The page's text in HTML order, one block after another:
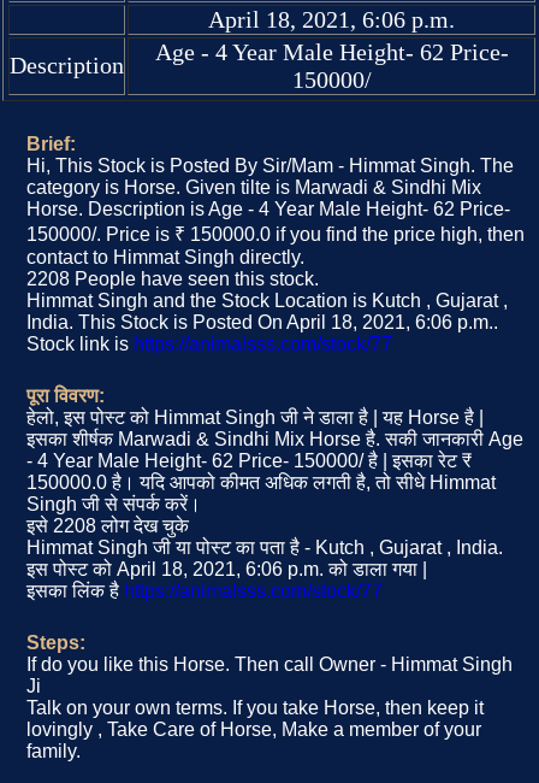
April 18, 2021, 6:06 p.m.
Description
Age - 4 Year Male Height- 62 Price-
150000/
Brief:
Hi, This Stock is Posted By Sir/Mam - Himmat Singh. The
category is Horse. Given tilte is Marwadi & Sindhi Mix
Horse. Description is Age - 4 Year Male Height- 62 Price-
150000/. Price is ₹ 150000.0 if you find the price high, then
contact to Himmat Singh directly.
2208 People have seen this stock.
Himmat Singh and the Stock Location is Kutch , Gujarat ,
India. This Stock is Posted On April 18, 2021, 6:06 p.m..
Stock link is https://animalsss.com/stock/77
पूरा विवरण:
हेलो, इस पोस्ट को Himmat Singh जी ने डाला है | यह Horse है |
इसका शीर्षक Marwadi & Sindhi Mix Horse है. सकी जानकारी Age
- 4 Year Male Height- 62 Price- 150000/ है | इसका रेट ₹
150000.0 है। यदि आपको कीमत अधिक लगती है, तो सीधे Himmat
Singh जी से संपर्क करें।
इसे 2208 लोग देख चुके
Himmat Singh जी या पोस्ट का पता है - Kutch , Gujarat , India.
इस पोस्ट को April 18, 2021, 6:06 p.m. को डाला गया |
इसका लिंक है https://animalsss.com/stock/77
Steps:
If do you like this Horse. Then call Owner - Himmat Singh
Ji
Talk on your own terms. If you take Horse, then keep it
lovingly , Take Care of Horse, Make a member of your
family.